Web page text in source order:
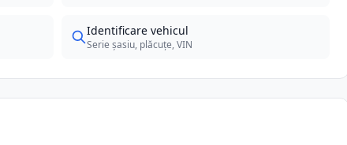
Identificare vehicul
Serie șasiu, plăcuțe, VIN